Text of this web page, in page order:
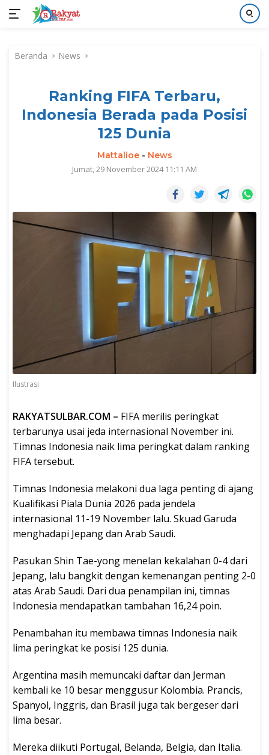
kontenBeranda News
Ranking FIFA Terbaru,
Indonesia Berada pada Posisi
125 Dunia
Mattalioe- News
Jumat, 29 November 2024 11:11 AM
Ilustrasi
RAKYATSULBAR.COM – FIFA merilis peringkat
terbarunya usai jeda internasional November ini.
Timnas Indonesia naik lima peringkat dalam ranking
FIFA tersebut.
Timnas Indonesia melakoni dua laga penting di ajang
Kualifikasi Piala Dunia 2026 pada jendela
internasional 11-19 November lalu. Skuad Garuda
menghadapi Jepang dan Arab Saudi.
Pasukan Shin Tae-yong menelan kekalahan 0-4 dari
Jepang, lalu bangkit dengan kemenangan penting 2-0
atas Arab Saudi. Dari dua penampilan ini, timnas
Indonesia mendapatkan tambahan 16,24 poin.
Penambahan itu membawa timnas Indonesia naik
lima peringkat ke posisi 125 dunia.
Argentina masih memuncaki daftar dan Jerman
kembali ke 10 besar menggusur Kolombia. Prancis,
Spanyol, Inggris, dan Brasil juga tak bergeser dari
lima besar.
Mereka diikuti Portugal, Belanda, Belgia, dan Italia.